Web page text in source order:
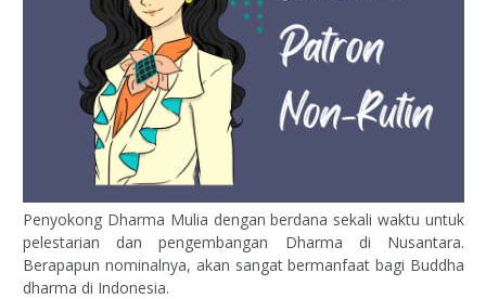
Penyokong Dharma Mulia dengan berdana sekali waktu untuk
pelestarian dan pengembangan Dharma di Nusantara.
Berapapun nominalnya, akan sangat bermanfaat bagi Buddha
dharma di Indonesia.